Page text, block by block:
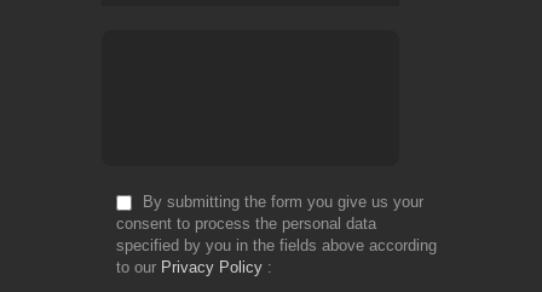
By submitting the form you give us your
consent to process the personal data
specified by you in the fields above according
to our Privacy Policy